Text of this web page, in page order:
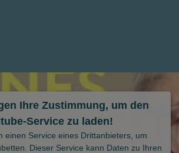
Ihre Zustimmung, um den
Service zu laden!
einen Service eines Drittanbieters, um
Dieser Service kann Daten zu Ihren